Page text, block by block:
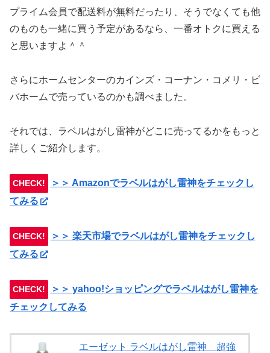
プライム会員で配送料が無料だったり、そうでなくても他
のものも一緒に買う予定があるなら、一番オトクに買える
と思いますよ＾＾
さらにホームセンターのカインズ・コーナン・コメリ・ビ
バホームで売っているのかも調べました。
それでは、ラベルはがし雷神がどこに売ってるかをもっと
詳しくご紹介します。
CHECK!
＞＞ Amazonでラベルはがし雷神をチェックし
てみる
CHECK!
＞＞ 楽天市場でラベルはがし雷神をチェックし
てみる
CHECK!
＞＞ yahoo!ショッピングでラベルはがし雷神を
チェックしてみる
エーゼット ラベルはがし雷神 超強